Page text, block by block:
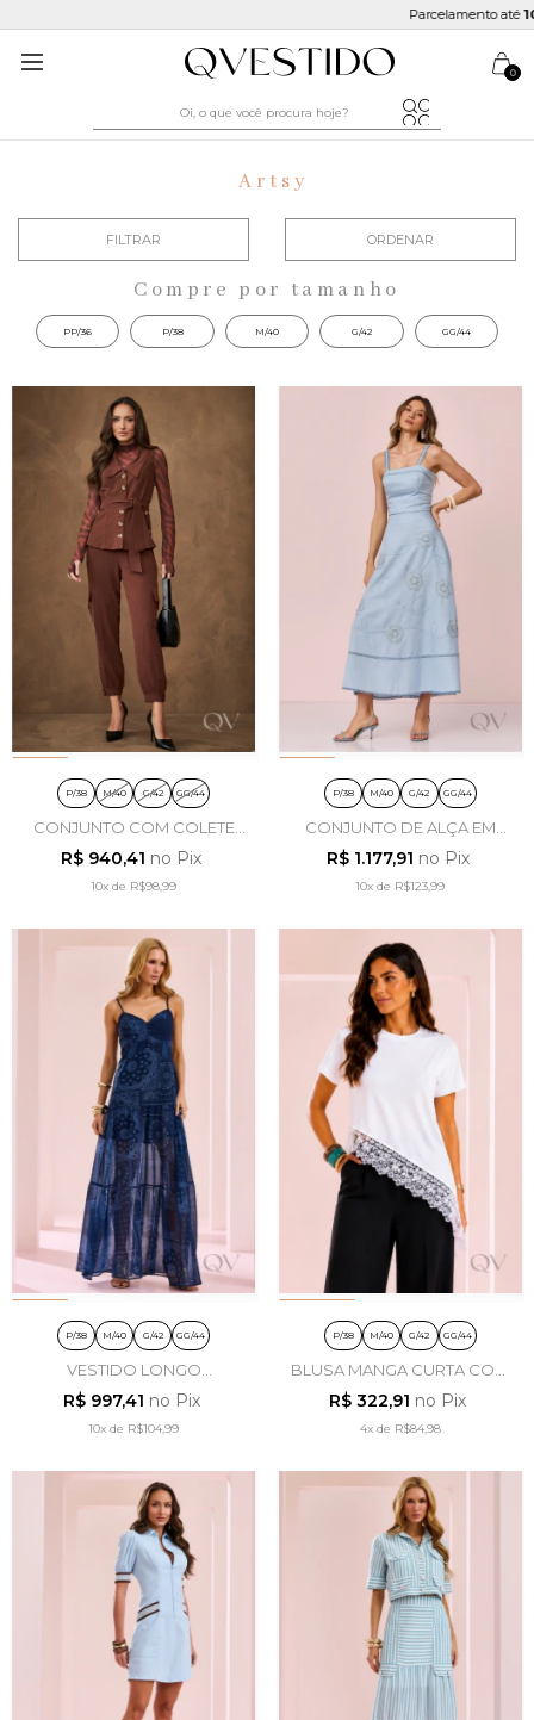
10x sem juros
0
Artsy
FILTRAR ORDENAR
Compre por tamanho
PP/36 P/38 M/40 G/42 GG/44
P/38 M/40 G/42 GG/44
CONJUNTO COM COLETE
EM POLIÉSTER MARROM -
ARTSY
R$ 940,41 no Pix
10x de R$98,99
P/38 M/40 G/42 GG/44
CONJUNTO DE ALÇA EM
VISCOLINHO AZUL - ARTSY
R$ 1.177,91 no Pix
10x de R$123,99
P/38 M/40 G/42 GG/44
VESTIDO LONGO
ESTAMPADO EM CHIFFON
AZUL MARINHO - ARTSY
R$ 997,41 no Pix
10x de R$104,99
P/38 M/40 G/42 GG/44
BLUSA MANGA CURTA COM
RENDA EM VISCOLYCRA
OFF WHITE - ARTSY
R$ 322,91 no Pix
4xde R$84,98